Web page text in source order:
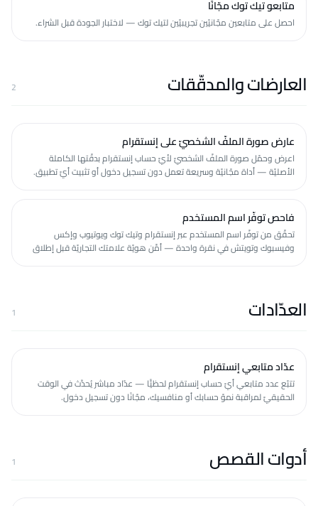
متابعو تيك توك مجّانًا
احصل على متابعين مجّانيّين تجريبيّين لتيك توك — لاختبار الجودة قبل الشراء.
العارضات والمدقّقات 2
عارض صورة الملفّ الشخصيّ على إنستقرام
اعرض وحمّل صورة الملفّ الشخصيّ لأيّ حساب إنستقرام بدقّتها الكاملة
الأصليّة — أداة مجّانيّة وسريعة تعمل دون تسجيل دخول أو تثبيت أيّ تطبيق.
فاحص توفّر اسم المستخدم
تحقّق من توفّر اسم المستخدم عبر إنستقرام وتيك توك ويوتيوب وإكس
وفيسبوك وتويتش في نقرة واحدة — أمِّن هويّة علامتك التجاريّة قبل إطلاق
العدّادات 1
عدّاد متابعي إنستقرام
تتبّع عدد متابعي أيّ حساب إنستقرام لحظيًّا — عدّاد مباشر يُحدَّث في الوقت
الحقيقيّ لمراقبة نموّ حسابك أو منافسيك، مجّانًا دون تسجيل دخول.
أدوات القصص 1